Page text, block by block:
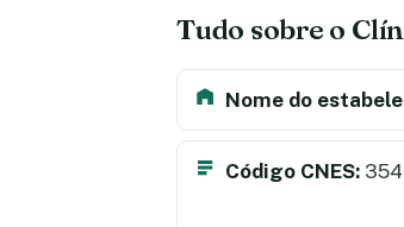
Tudo sobre o
Nome do
Código CNES: